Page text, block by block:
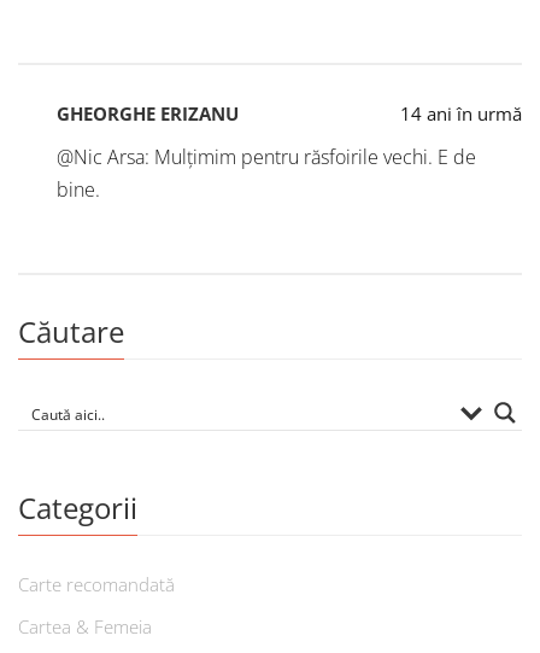
GHEORGHE ERIZANU 14 ani în urmă
@Nic Arsa: Mulțimim pentru răsfoirile vechi. E de
bine.
Căutare
Categorii
Carte recomandată
Cartea & Femeia